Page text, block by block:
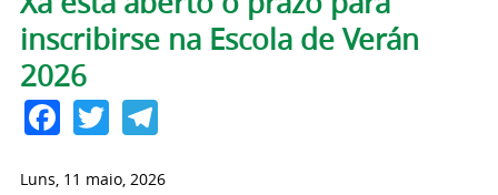
inscribirse na Escola de Verán
2026
Facebook
TwitterTelegram
Luns, 11 maio, 2026